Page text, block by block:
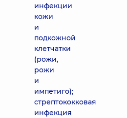
инфекции
кожи
и
подкожной
клетчатки
(рожи,
рожи
и
импетиго);
стрептококковая
инфекция